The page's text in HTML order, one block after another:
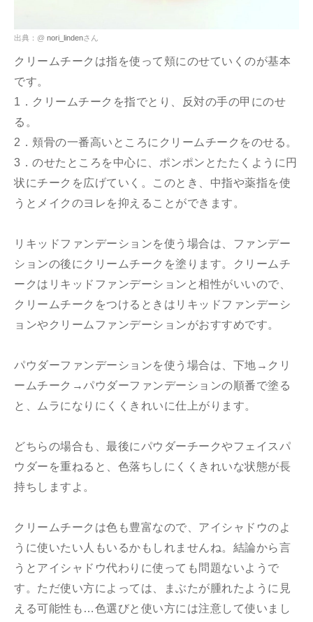
出典：@ nori_lindenさん
クリームチークは指を使って頬にのせていくのが基本
です。
1．クリームチークを指でとり、反対の手の甲にのせ
る。
2．頬骨の一番高いところにクリームチークをのせる。
3．のせたところを中心に、ポンポンとたたくように円
状にチークを広げていく。このとき、中指や薬指を使
うとメイクのヨレを抑えることができます。
リキッドファンデーションを使う場合は、ファンデー
ションの後にクリームチークを塗ります。クリームチ
ークはリキッドファンデーションと相性がいいので、
クリームチークをつけるときはリキッドファンデーシ
ョンやクリームファンデーションがおすすめです。
パウダーファンデーションを使う場合は、下地→クリ
ームチーク→パウダーファンデーションの順番で塗る
と、ムラになりにくくきれいに仕上がります。
どちらの場合も、最後にパウダーチークやフェイスパ
ウダーを重ねると、色落ちしにくくきれいな状態が長
持ちしますよ。
クリームチークは色も豊富なので、アイシャドウのよ
うに使いたい人もいるかもしれませんね。結論から言
うとアイシャドウ代わりに使っても問題ないようで
す。ただ使い方によっては、まぶたが腫れたように見
える可能性も…色選びと使い方には注意して使いまし